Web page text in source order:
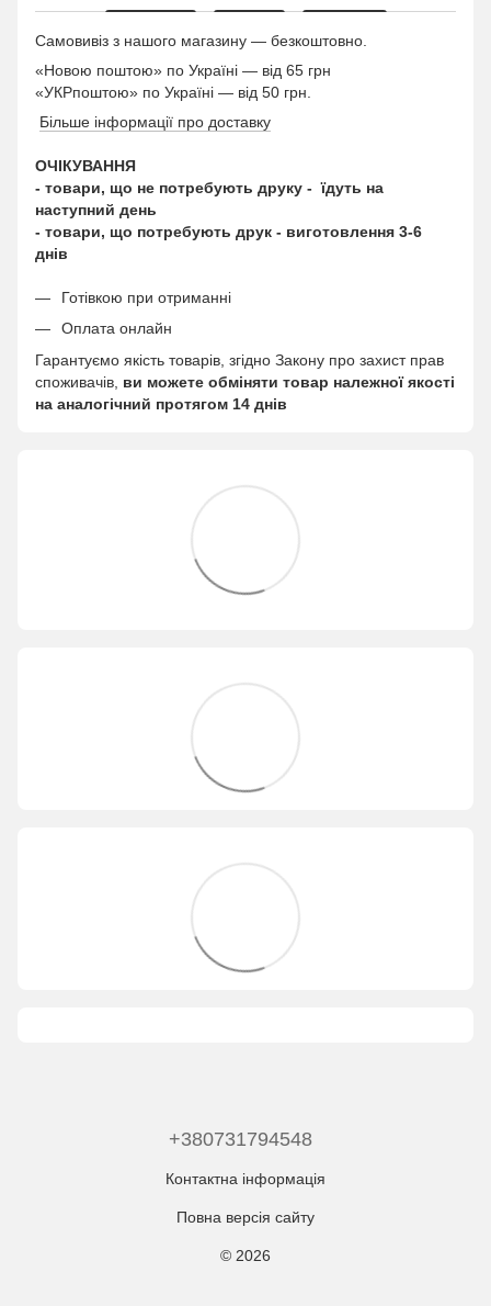
Самовивіз з нашого магазину — безкоштовно.
«Новою поштою» по Україні — від 65 грн
«УКРпоштою» по Україні — від 50 грн.
Більше інформації про доставку
ОЧІКУВАННЯ
- товари, що не потребують друку - їдуть на
наступний день
- товари, що потребують друк - виготовлення 3-6
днів
Готівкою при отриманні
Оплата онлайн
Гарантуємо якість товарів, згідно Закону про захист прав
споживачів, ви можете обміняти товар належної якості
на аналогічний протягом 14 днів
+380731794548
Контактна інформація
Повна версія сайту
© 2026